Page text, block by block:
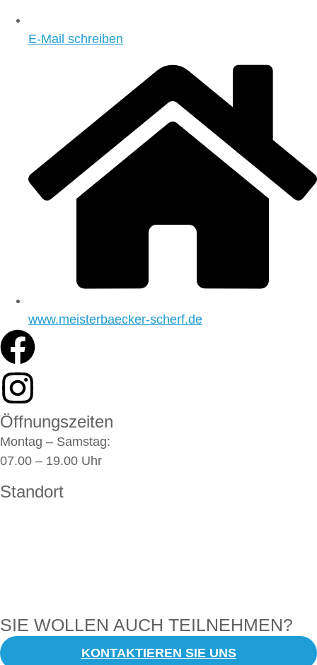
E-Mail schreiben
www.meisterbaecker-scherf.de
Öffnungszeiten
Montag – Samstag:
07.00 – 19.00 Uhr
Standort
SIE WOLLEN AUCH TEILNEHMEN?
KONTAKTIEREN SIE UNS